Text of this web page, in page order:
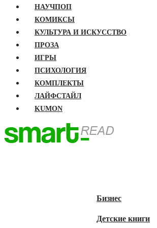
НАУЧПОП
КОМИКСЫ
КУЛЬТУРА И ИСКУССТВО
ПРОЗА
ИГРЫ
ПСИХОЛОГИЯ
КОМПЛЕКТЫ
ЛАЙФСТАЙЛ
KUMON
Бизнес
Детские книги